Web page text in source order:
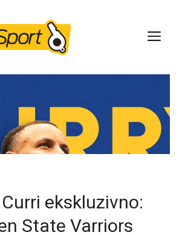
ekskluzivno:
State Varriors